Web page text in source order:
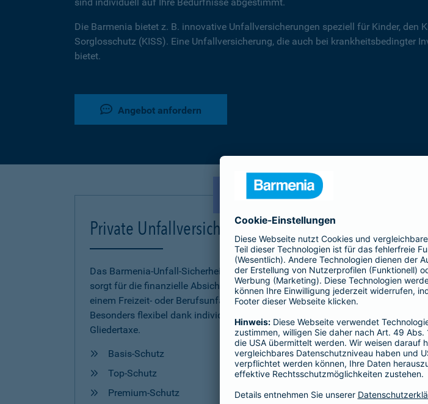
Die Barmenia bietet z. B. innovative Unfallversicherungen speziell für Kinder, den
Sorglosschutz (KISS). Eine Unfallversicherung, die auch bei krankheitsbedingter
bietet.
Angebot anfordern
NEU!
Private Unfallversicherung
Das Barmenia-Unfall-Sicherheitskonzept
sorgt für die finanzielle Absicherung nach
einem Freizeit- oder Berufsunfall.
Besonders flexibel dank individueller
Gliedertaxe.
Basis-Schutz
Top-Schutz
Premium-Schutz
Kinder-
Der Kinder-Invaliditäts-
(KISS) sichert die
Zukunft Ihrer Kinder bei
krankheits- oder
unfallbedingter
Reha-Management